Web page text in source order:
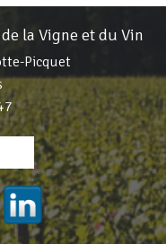
la Vigne et du Vin
Picquet